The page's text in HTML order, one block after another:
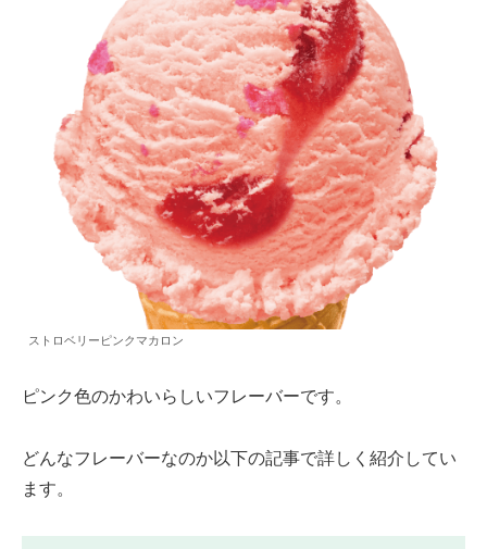
ストロベリーピンクマカロン
ピンク色のかわいらしいフレーバーです。
どんなフレーバーなのか以下の記事で詳しく紹介してい
ます。